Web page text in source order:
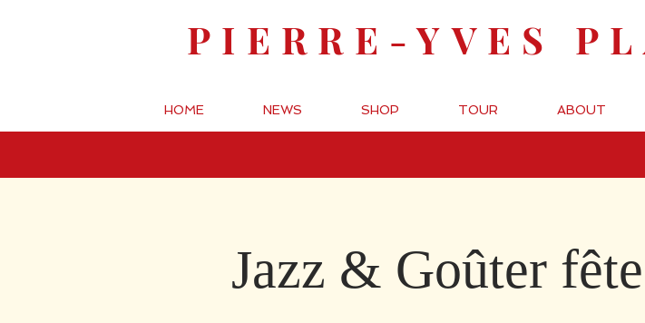
PIERRE-YVES
HOME NEWS SHOP TOUR ABOUT
Jazz & Goûter